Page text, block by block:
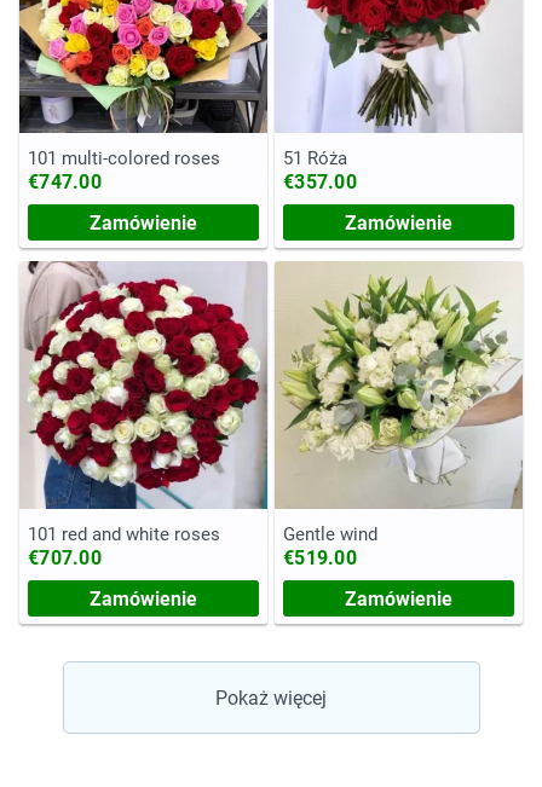
101 multi-colored roses
€747.00
Zamówienie
51 Róża
€357.00
Zamówienie
101 red and white roses
€707.00
Zamówienie
Gentle wind
€519.00
Zamówienie
Pokaż więcej